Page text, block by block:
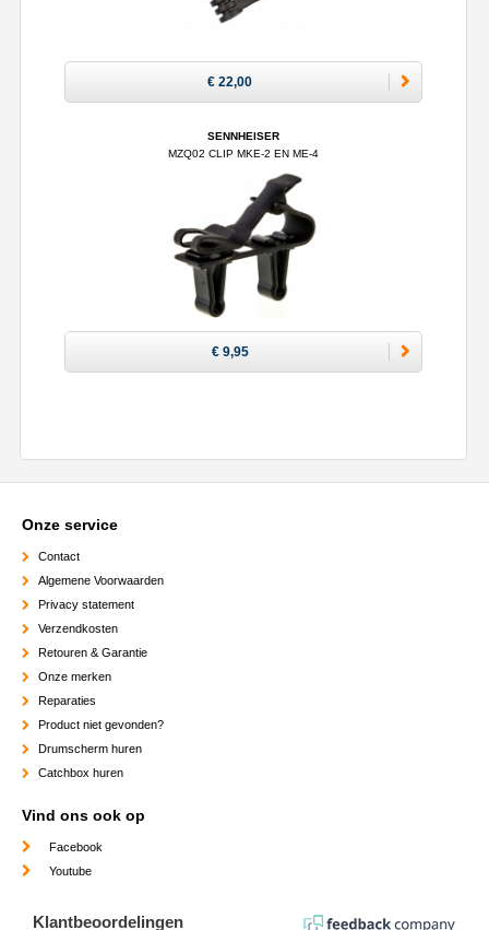
€ 22,00
SENNHEISER
MZQ02 CLIP MKE-2 EN ME-4
€ 9,95
Onze service
Contact
Algemene Voorwaarden
Privacy statement
Verzendkosten
Retouren & Garantie
Onze merken
Reparaties
Product niet gevonden?
Drumscherm huren
Catchbox huren
Vind ons ook op
Facebook
Youtube
Klantbeoordelingen